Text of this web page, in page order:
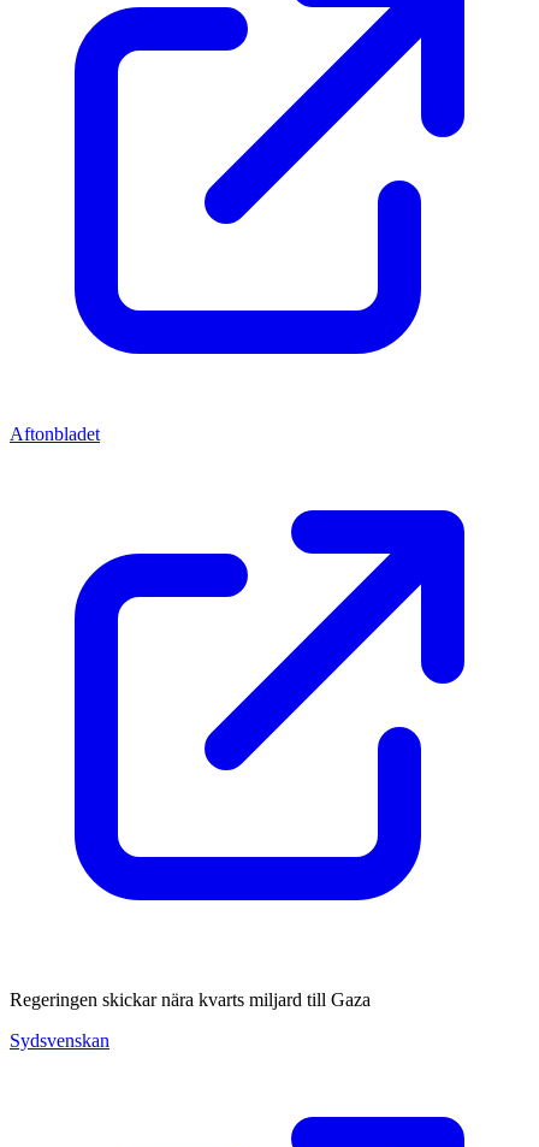
Aftonbladet
Regeringen skickar nära kvarts miljard till Gaza
Sydsvenskan